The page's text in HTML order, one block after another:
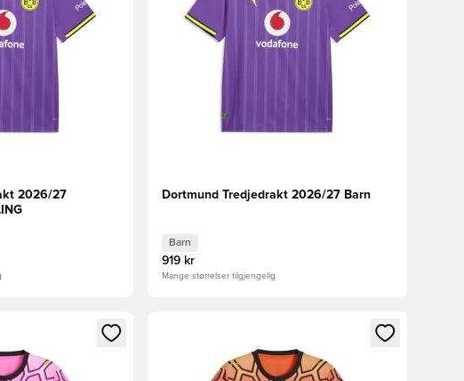
2026/27
Dortmund Tredjedrakt 2026/27 Barn
Barn
919 kr
Mange størrelser tilgjengelig
å logge inn eller registrere deg som medlemÅpner en Modal for å logge inn eller registrere